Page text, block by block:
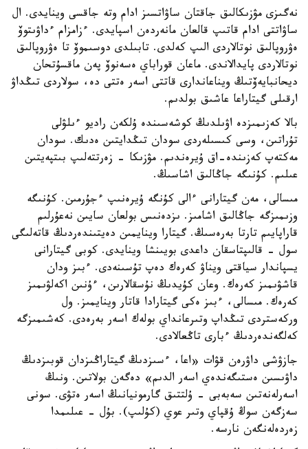
نەگىزى مۋزىكالىق جاقتان ساۋاتسىز ادام وتە جاقسى وينايدى. ال
ساۋاتتى ادام قاتىپ قالعان مانەردەن اسپايدى. ءزامزام ءداۋىتوۆ
ەۋروپالىق نوتالاردى الىپ كەلدى. تابىلدى دوسىموۆ تا ەۋروپالىق
نوتالاردى پايدالاندى. ماعان قوراباي ەسەنوۆ پەن ماقسۇتحان
ديحانبايەۆتىڭ ويناعاندارى قاتتى اسەر ەتتى دە، سولاردى تىڭداۋ
ارقىلى گيتاراعا عاشىق بولدىم.
بالا كەزىمىزدە اۋىلدىڭ كوشەسىندە ۇلكەن راديو ءىلۋلى
تۇراتىن، وسى كىسىلەردى سودان تىڭدايتىن ەدىك. سودان
مەكتەپ كەزىندە-اق ۇيرەندىم. مۋزىكا - زەرتتەلىپ بىتپەيتىن
عىلىم. كۇنىگە جاڭالىق اشاسىڭ.
مىسالى، مەن گيتارانى ءالى كۇنگە ۇيرەنىپ ءجۇرمىن. كۇنىگە
وزىمىزگە جاڭالىق اشامىز. ىزدەنىس بولعان سايىن نەعۇرلىم
قاراپايىم تارتا بەرەسىڭ. گيتارا وينايمىن دەيتىندەردىڭ قاتەلىگى
سول - قالىپتاسقان داعدى بويىنشا وينايدى. كوبى گيتارانى
يسپاندار سياقتى ويناۋ كەرەك دەپ تۇسىنەدى. ءبىز ودان
قاشۋىمىز كەرەك. وعان كۇيدىڭ نۇسقالارىن، ءۇنىن اكەلۋىمىز
كەرەك. مىسالى، ءبىز ەكى گيتارادا قاتار وينايمىز. ول
وركەستردى تىڭداپ وتىرعانداي بولەك اسەر بەرەدى. كەشىمىزگە
كەلگەندەردىڭ ءبارى تاڭعالادى.
جازۋشى داۋرەن قۋات «اعا، ءسىزدىڭ گيتاراڭىزدان قوبىزدىڭ
داۋىسىن ەستىگەندەي اسەر الدىم» دەگەن بولاتىن. ونىڭ
اسەرلەنەتىن سەبەبى - ۇلتتىق گارمونيانىڭ اسەر ەتۋى. سونى
سەزگەن سوڭ ۇقپاي وتىر عوي (كۇلىپ). بۇل - عىلىمدا
زەردەلەنگەن نارسە.